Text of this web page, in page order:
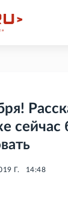
сейчас
Г. 14:48